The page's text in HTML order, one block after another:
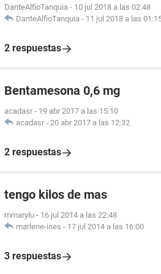
DanteAlfioTanquia - 10 jul 2018 a las 02:48
DanteAlfioTanquia - 11 jul 2018 a las
2 respuestas
Bentamesona 0,6 mg
acadasr - 19 abr 2017 a las 15:10
acadasr - 20 abr 2017 a las 12:32
2 respuestas
tengo kilos de mas
mmarylu - 16 jul 2014 a las 22:48
marlene-ines - 17 jul 2014 a las 16:00
3 respuestas